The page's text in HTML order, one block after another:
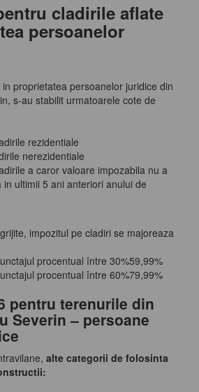
cladirile aflate
persoanelor
proprietatea persoanelor juridice din
s-au stabilit urmatoarele cote de
rezidentiale
nerezidentiale
a caror valoare impozabila nu a
in ultimii 5 ani anteriori anului de
impozitul pe cladiri se majoreaza
procentual între 30%59,99%
procentual între 60%79,99%
pentru terenurile din
Severin – persoane
alte categorii de folosinta